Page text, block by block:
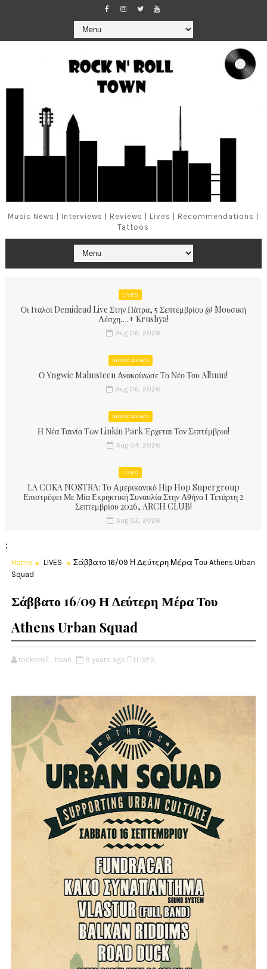
Music News | Interviews | Reviews | Lives | Recommendations |
Tattoos
LIVES
Οι Ιταλοί Demidead Live Στην Πάτρα, 5 Σεπτεμβρίου @ Moυσική
Λέσχη….+ Krushya!
Aug 06, 2026
MUSIC NEWS
Ο Yngwie Malmsteen Ανακοίνωσε Το Νέο Του Album!
Aug 06, 2026
MUSIC NEWS
Η Νέα Ταινία Των Linkin Park Έρχεται Τον Σεπτέμβριο!
Aug 04, 2026
LIVES
LA COKA NOSTRA: To Αμερικανικό Hip Hop Supergroup
Επιστρέφει Με Μία Εκρηκτική Συναυλία Στην Αθήνα Ι Τετάρτη 2
Σεπτεμβρίου 2026, ARCH CLUB!
Aug 02, 2026
;
Home LIVES
Σάββατο 16/09 Η Δεύτερη Μέρα Του Athens Urban
Squad
Σάββατο 16/09 Η Δεύτερη Μέρα Του
Athens Urban Squad
rocknroll_town 9 years ago LIVES,